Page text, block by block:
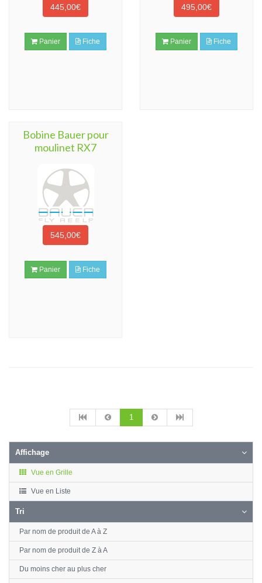
445,00€
Panier Fiche
495,00€
Panier Fiche
Bobine Bauer pour
moulinet RX7
545,00€
Panier Fiche
1
Affichage
Vue en Grille
Vue en Liste
Tri
Par nom de produit de A à Z
Par nom de produit de Z à A
Du moins cher au plus cher